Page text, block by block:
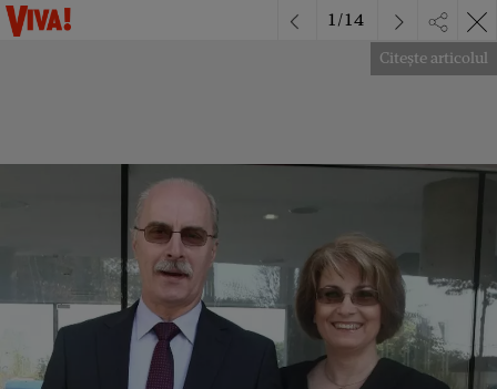
Citește articolul
1/14